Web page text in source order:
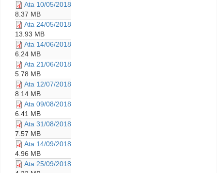
Ata 10/05/2018
8.37 MB
Ata 24/05/2018
13.93 MB
Ata 14/06/2018
6.24 MB
Ata 21/06/2018
5.78 MB
Ata 12/07/2018
8.14 MB
Ata 09/08/2018
6.41 MB
Ata 31/08/2018
7.57 MB
Ata 14/09/2018
4.96 MB
Ata 25/09/2018